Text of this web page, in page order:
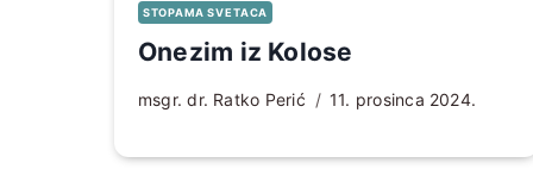
STOPAMA SVETACA
Onezim iz Kolose
msgr. dr. Ratko Perić 11. prosinca 2024.